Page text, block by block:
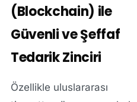
(Blockchain) ile
Güvenli ve Şeffaf
Tedarik Zinciri
Özellikle uluslararası